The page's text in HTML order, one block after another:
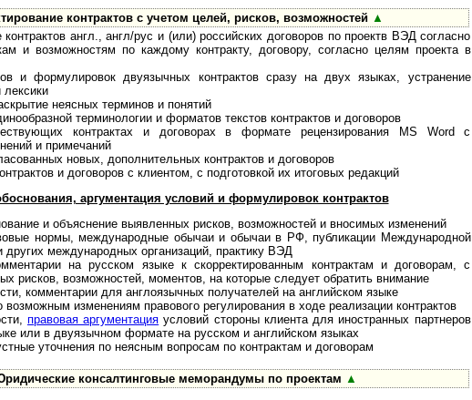
контрактов с учетом целей, рисков, возможностей ▲
контрактов англ., англ/рус и (или) российских договоров по проектв ВЭД согласно
и возможностям по каждому контракту, договору, согласно целям проекта в
и формулировок двуязычных контрактов сразу на двух языках, устранение
лексики
неясных терминов и понятий
терми­нологии и форматов текстов контрактов и договоров
контрактах и договорах в формате рецензирования MS Word с
и примечаний
новых, до­полнительных контрактов и договоров
и договоров с клиентом, с подготовкой их итоговых редакций
аргументация условий и формулировок контрактов
и объяснение выявленных рисков, возможностей и вносимых изменений
нормы, меж­дународные обычаи и обычаи в РФ, публикации Международной
других международных организаций, практику ВЭД
на рус­ском языке к скорректированным конт­рактам и дого­ворам, с
рисков, возможностей, моментов, на которые следует обратить внимание
комментарии для англоязычных получателей на английском языке
возможным изме­нениям правового регулирования в ходе реализации контрактов
правовая аргу­ментация условий стороны клиента для иностранных партнеров
или в двуязычном формате на русском и английском языках
уточнения по неясным вопросам по контрактам и договорам
консалтинговые меморандумы по проектам ▲